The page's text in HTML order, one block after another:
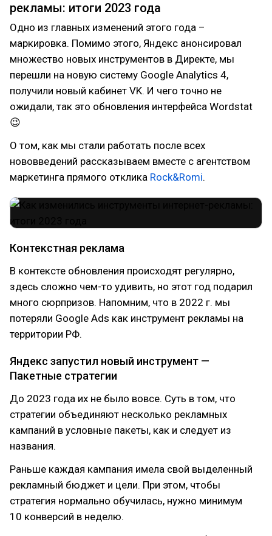
рекламы: итоги 2023 года
Одно из главных изменений этого года –
маркировка. Помимо этого, Яндекс анонсировал
множество новых инструментов в Директе, мы
перешли на новую систему Google Analytics 4,
получили новый кабинет VK. И чего точно не
ожидали, так это обновления интерфейса Wordstat
😉
О том, как мы стали работать после всех
нововведений рассказываем вместе с агентством
маркетинга прямого отклика Rock&Romi.
Контекстная реклама
В контексте обновления происходят регулярно,
здесь сложно чем-то удивить, но этот год подарил
много сюрпризов. Напомним, что в 2022 г. мы
потеряли Google Ads как инструмент рекламы на
территории РФ.
Яндекс запустил новый инструмент —
Пакетные стратегии
До 2023 года их не было вовсе. Суть в том, что
стратегии объединяют несколько рекламных
кампаний в условные пакеты, как и следует из
названия.
Раньше каждая кампания имела свой выделенный
рекламный бюджет и цели. При этом, чтобы
стратегия нормально обучилась, нужно минимум
10 конверсий в неделю.